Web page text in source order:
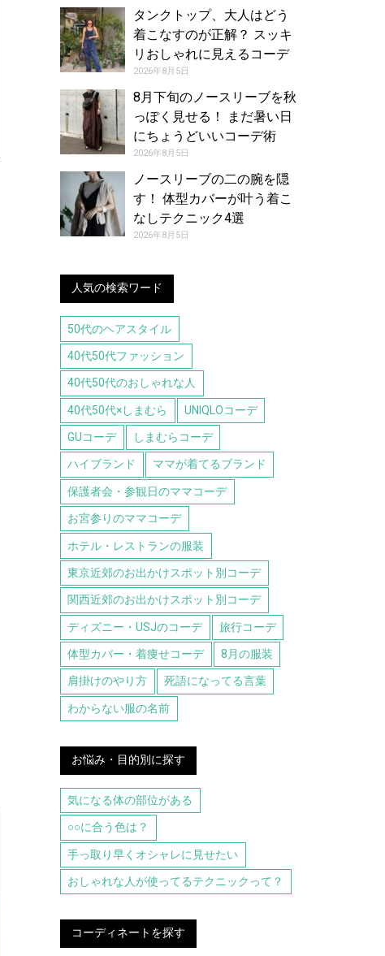
タンクトップ、大人はどう
着こなすのが正解？ スッキ
リおしゃれに見えるコーデ
アイデア【レディース】
2026年8月5日
8月下旬のノースリーブを秋
っぽく見せる！ まだ暑い日
にちょうどいいコーデ術
2026年8月5日
ノースリーブの二の腕を隠
す！ 体型カバーが叶う着こ
なしテクニック4選
2026年8月5日
人気の検索ワード
50代のヘアスタイル
40代50代ファッション
40代50代のおしゃれな人
40代50代×しまむら UNIQLOコーデ
GUコーデ しまむらコーデ
ハイブランド ママが着てるブランド
保護者会・参観日のママコーデ
お宮参りのママコーデ
ホテル・レストランの服装
東京近郊のお出かけスポット別コーデ
関西近郊のお出かけスポット別コーデ
ディズニー・USJのコーデ 旅行コーデ
体型カバー・着痩せコーデ 8月の服装
肩掛けのやり方 死語になってる言葉
わからない服の名前
お悩み・目的別に探す
気になる体の部位がある
○○に合う色は？
手っ取り早くオシャレに見せたい
おしゃれな人が使ってるテクニックって？
コーディネートを探す